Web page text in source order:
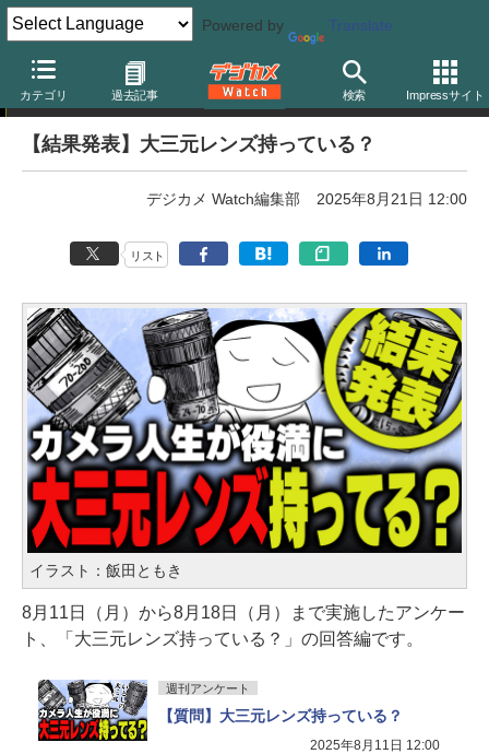
Powered by Translate
カテゴリ 過去記事 検索 Impressサイト
週刊アンケート
【結果発表】大三元レンズ持っている？
デジカメ Watch編集部 2025年8月21日 12:00
リスト
イラスト：飯田ともき
8月11日（月）から8月18日（月）まで実施したアンケー
ト、「大三元レンズ持っている？」の回答編です。
週刊アンケート
【質問】大三元レンズ持っている？
2025年8月11日 12:00